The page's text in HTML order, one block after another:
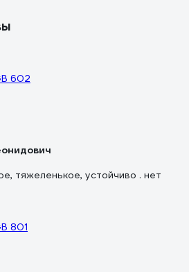
602
тяжеленькое, устойчиво . нет
801